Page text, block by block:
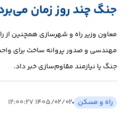
تولید
صنعت
انرژی
بورس
جنگ چند روز زمان
معاون وزیر راه و شهرسازی همچنین از
مهندسی و صدور پروانه ساخت برای
جنگ یا نیازمند مقاوم‌سازی خبر داد.
راه و مسکن ۱۴۰۵/۰۲/۰۲ ۱۲:۰۰:۲۷